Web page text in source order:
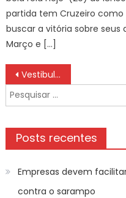
partida tem Cruzeiro
buscar a vitória sobre seus
Março e […]
Navegação
de
Post
Vestibular Enem IFSP: resultado final da banca de heteroidentificação – IFSP
Pesquisar
por:
Posts recentes
Empresas devem
contra o sarampo